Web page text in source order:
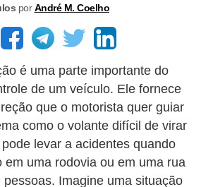
porAndré M. Coelho
é uma parte importante do
de um veículo. Ele fornece
que o motorista quer guiar
como o volante difícil de virar
levar a acidentes quando
em uma rodovia ou em uma rua
Imagine uma situação